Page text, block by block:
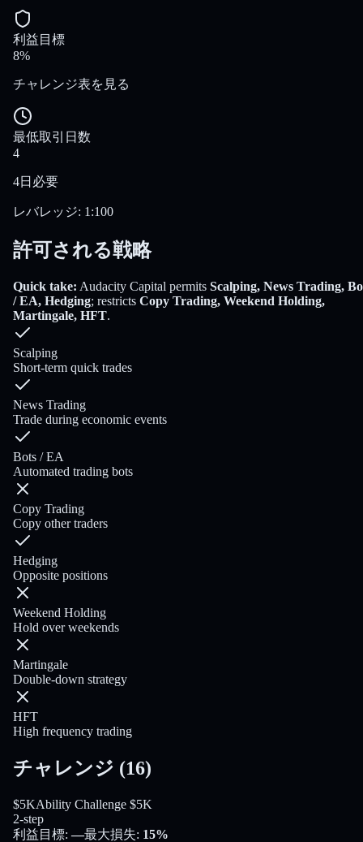
利益目標
8%
チャレンジ表を見る
最低取引日数
4
4日必要
レバレッジ: 1:100
許可される戦略
Quick take: Audacity Capital permits Scalping, News Trading,
/ EA, Hedging; restricts Copy Trading, Weekend Holding,
Martingale, HFT.
Scalping
Short-term quick trades
News Trading
Trade during economic events
Bots / EA
Automated trading bots
Copy Trading
Copy other traders
Hedging
Opposite positions
Weekend Holding
Hold over weekends
Martingale
Double-down strategy
HFT
High frequency trading
チャレンジ (16)
$5KAbility Challenge $5K
2-step
利益目標:—最大損失: 15%